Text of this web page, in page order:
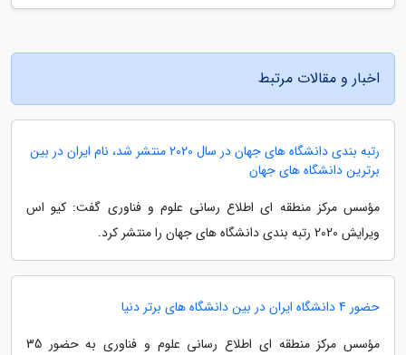
اخبار و مقالات مرتبط
رتبه بندی دانشگاه های جهان در سال 2020 منتشر شد، نام ایران در بین
برترین دانشگاه های جهان
مؤسس مرکز منطقه ای اطلاع رسانی علوم و فناوری گفت: کیو اس
ویرایش 2020 رتبه بندی دانشگاه های جهان را منتشر کرد.
حضور 4 دانشگاه ایران در بین دانشگاه های برتر دنیا
مؤسس مرکز منطقه ای اطلاع رسانی علوم و فناوری به حضور 35